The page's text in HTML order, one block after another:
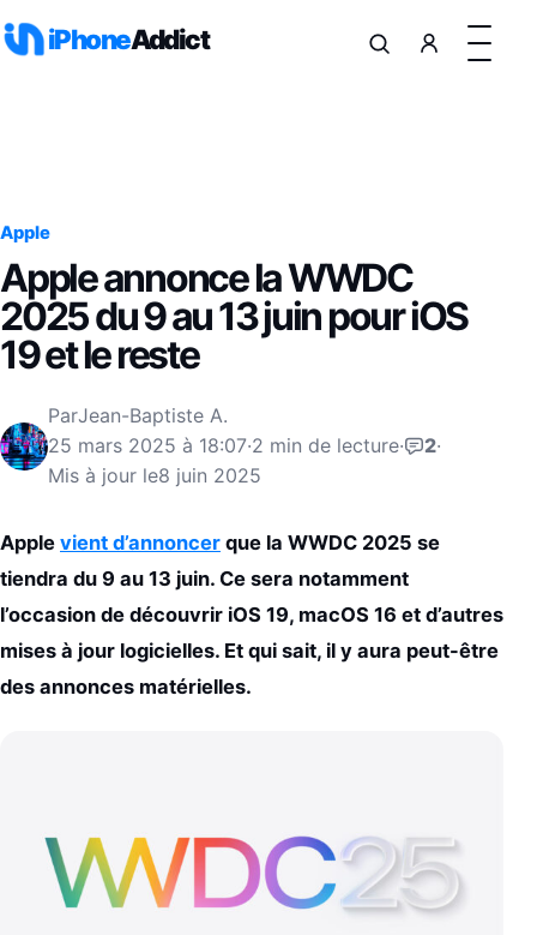
iPhoneAddict
Apple
Apple annonce la WWDC
2025 du 9 au 13 juin pour iOS
19 et le reste
ParJean-Baptiste A.
25 mars 2025 à 18:07·2 min de lecture· 2·
Mis à jour le8 juin 2025
Apple vient d’annoncer que la WWDC 2025 se
tiendra du 9 au 13 juin. Ce sera notamment
l’occasion de découvrir iOS 19, macOS 16 et d’autres
mises à jour logicielles. Et qui sait, il y aura peut-être
des annonces matérielles.